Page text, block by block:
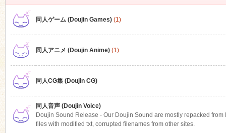
同人ゲーム (Doujin Games)(1)
同人アニメ (Doujin Anime)(1)
同人CG集 (Doujin CG)
同人音声 (Doujin Voice)
Doujin Sound Release - Our Doujin Sound are mostly repacked
files with modified txt, corrupted filenames from other sites.